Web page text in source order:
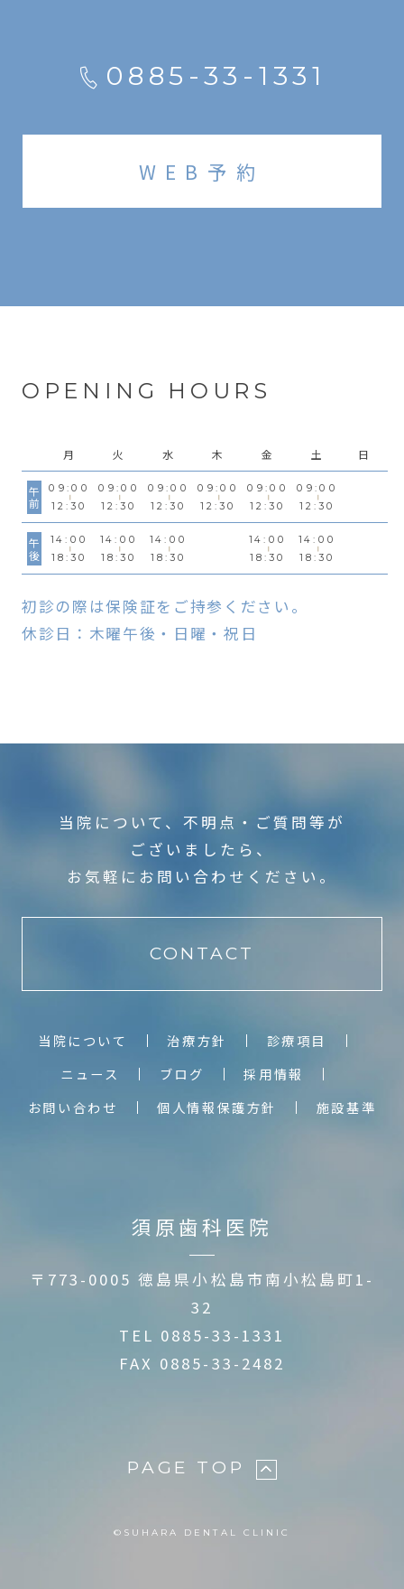
0885-33-1331
WEB予約
OPENING HOURS
月 火 水 木 金 土 日
午前
09:00
12:30
09:00
12:30
09:00
12:30
09:00
12:30
09:00
12:30
09:00
12:30
午後
14:00
18:30
14:00
18:30
14:00
18:30
14:00
18:30
14:00
18:30
初診の際は保険証をご持参ください。
休診日：木曜午後・日曜・祝日
CONTACT
当院について、不明点・ご質問等が
ございましたら、
お気軽にお問い合わせください。
当院について 治療方針
診療項目
ニュース
ブログ
採用情報
お問い合わせ
個人情報保護方針 施設基準
須原歯科医院
〒773-0005 徳島県小松島市南小松島町1-
32
TEL 0885-33-1331
FAX 0885-33-2482
PAGE TOP
©︎SUHARA DENTAL CLINIC